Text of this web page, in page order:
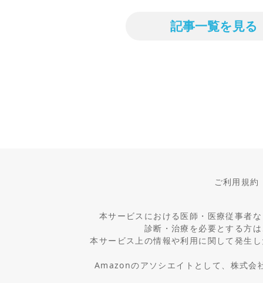
記事一覧を見る
ご利用規約
本サービスにおける医師・医療従事者
診断・治療を必要とする方
本サービス上の情報や利用に関して発生
Amazonのアソシエイトとして、株式会